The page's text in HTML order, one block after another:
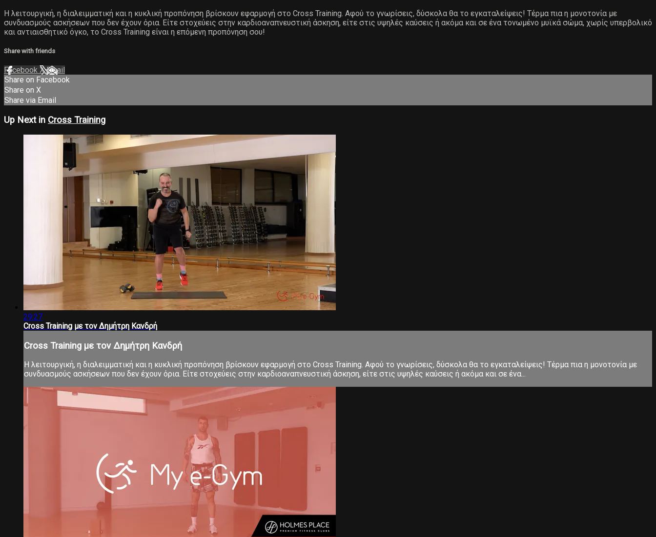
Η λειτουργική, η διαλειμματική και η κυκλική προπόνηση βρίσκουν εφαρμογή στο Cross Training. Αφού το γνωρίσεις, δύσκολα θα το εγκαταλείψεις! Τέρμα πια η μονοτονία με
συνδυασμούς ασκήσεων που δεν έχουν όρια. Είτε στοχεύεις στην καρδιοαναπνευστική άσκηση, είτε στις υψηλές καύσεις ή ακόμα και σε ένα τονωμένο μυϊκά σώμα, χωρίς υπερβολικό
και αντιαισθητικό όγκο, το Cross Training είναι η επόμενη προπόνηση σου!
Share with friends
Facebook XEmail
Share on Facebook
Share on X
Share via Email
Up Next in Cross Training
29:27
Cross Training με τον Δημήτρη Κανδρή
Cross Training με τον Δημήτρη Κανδρή
Η λειτουργική, η διαλειμματική και η κυκλική προπόνηση βρίσκουν εφαρμογή στο Cross Training. Αφού το γνωρίσεις, δύσκολα θα το εγκαταλείψεις! Τέρμα πια η μονοτονία με
συνδυασμούς ασκήσεων που δεν έχουν όρια. Είτε στοχεύεις στην καρδιοαναπνευστική άσκηση, είτε στις υψηλές καύσεις ή ακόμα και σε ένα...